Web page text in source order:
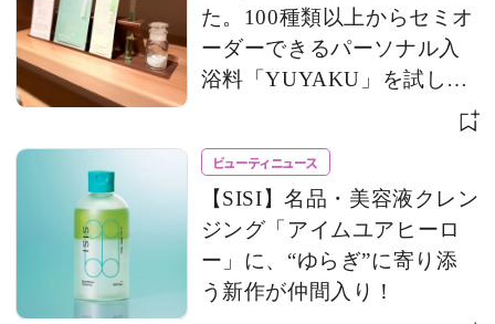
た。100種類以上からセミオ
ーダーできるパーソナル入
浴料「YUYAKU」を試して
ビューティニュース
【SISI】名品・美容液クレン
ジング「アイムユアヒーロ
ー」に、“ゆらぎ”に寄り添
う新作が仲間入り！